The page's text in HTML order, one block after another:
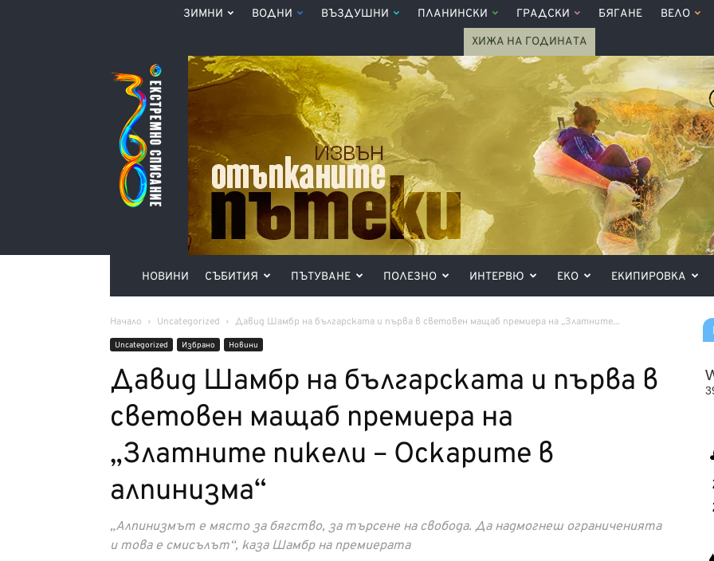
ЗИМНИ ВОДНИ ВЪЗДУШНИ ПЛАНИНСКИ ГРАДСКИ БЯГАНЕ ВЕЛО
ХИЖА НА ГОДИНАТА
Списание
360°
НОВИНИ СЪБИТИЯ ПЪТУВАНЕ ПОЛЕЗНО ИНТЕРВЮ ЕКО ЕКИПИРОВКА
Начало Uncategorized Давид Шамбр на българската и първа в световен мащаб премиера на „Златните...
Uncategorized Избрано Новини
Давид Шамбр на българската и първа в
световен мащаб премиера на
„Златните пикели – Оскарите в
алпинизма“
„Алпинизмът е място за бягство, за търсене на свобода. Да надмогнеш ограниченията
и това е смисълът“, каза Шамбр на премиерата